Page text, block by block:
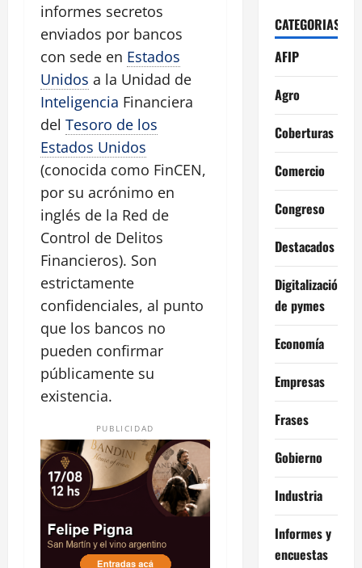
informes secretos
enviados por bancos
con sede en Estados
Unidos a la Unidad de
Inteligencia Financiera
del Tesoro de los
Estados Unidos
(conocida como FinCEN,
por su acrónimo en
inglés de la Red de
Control de Delitos
Financieros). Son
estrictamente
confidenciales, al punto
que los bancos no
pueden confirmar
públicamente su
existencia.
PUBLICIDAD
CATEGORIAS
AFIP
Agro
Coberturas
Comercio
Congreso
Destacados
Digitalización
de pymes
Economía
Empresas
Frases
Gobierno
Industria
Informes y
encuestas